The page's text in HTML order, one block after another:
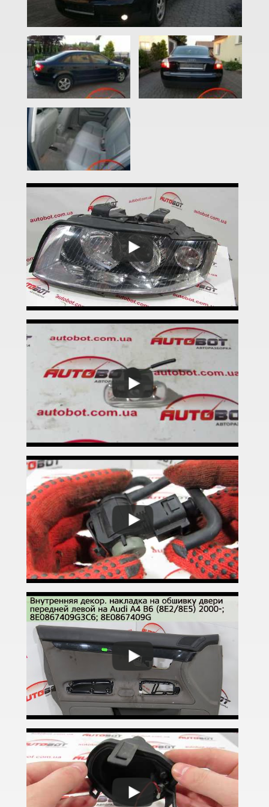
A3 IV (8Y)
A4 B6 (8E2, 8E5)
A4 B7 (8EC, 8ED)
A4 B8 (8K2, 8K5)
A4 B8 Allroad Quattro (8KH)
A4 B9 (8W)
A4 B9 Allroad Quattro (8HW)
A5 I (8T0, 8F7)
A5 I Sportback (8TA)
A5 II (F5)
A5 II Sportback (F5A)
A6 C5 (4B)
A6 Allroad Quattro C5 (4BH)
A6 Allroad Quattro C6 (4FH)
A6 C7 (4G2, 4G5)
A6 Allroad Quattro C7 (4GH)
A6 C8 (F2)
A6 C8 Allroad Quattro
A7 I Sportback (4GA)
A7 II Sportback (4G8)
A8 D3 (4E2, 4E8)
A8 D4 (4H)
A8 D5 (5H)
e-tron
e-tron Sportback
Q2
Q3 I (8UB)
Q3 Sportback (FY)
Q5 I (8RB)
Q5 II (FY, 80A)
Q5 II (80A) Sportback
Q7 I (4L)